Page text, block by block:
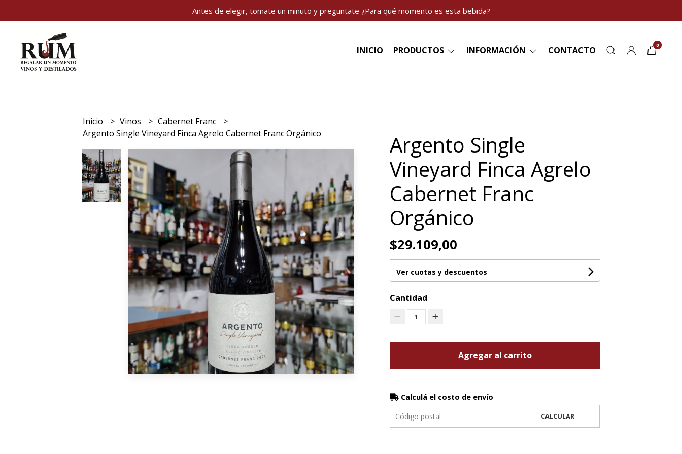
Antes de elegir, tomate un minuto y preguntate ¿Para qué momento es esta bebida?
INICIO PRODUCTOS INFORMACIÓN CONTACTO 0
Inicio Vinos
Cabernet Franc
Argento Single Vineyard Finca Agrelo Cabernet Franc Orgánico
Argento Single
Vineyard Finca Agrelo
Cabernet Franc
Orgánico
$29.109,00
Ver cuotas y descuentos
Cantidad
1
Agregar al carrito
Calculá el costo de envío
CALCULAR